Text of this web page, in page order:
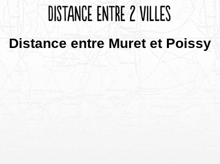
Distance entre Muret et Poissy